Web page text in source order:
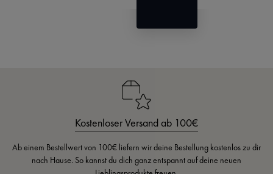
Kostenloser Versand ab 100€
Ab einem Bestellwert von 100€ liefern wir deine Bestellung kostenlos zu dir
nach Hause. So kannst du dich ganz entspannt auf deine neuen